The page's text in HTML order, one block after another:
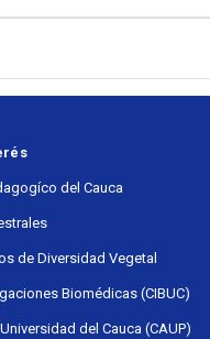
del Cauca
de Diversidad Vegetal
Biomédicas (CIBUC)
del Cauca (CAUP)